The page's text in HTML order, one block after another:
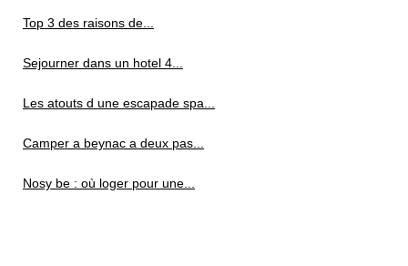
Top 3 des raisons de...
Sejourner dans un hotel 4...
Les atouts d une escapade spa...
Camper a beynac a deux pas...
Nosy be : où loger pour une...